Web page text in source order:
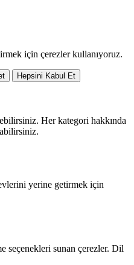
için çerezler kullanıyoruz.
Hepsini Kabul Et
Her kategori hakkında
yerine getirmek için
seçenekleri sunan çerezler. Dil